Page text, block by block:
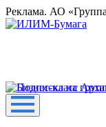
Реклама. АО